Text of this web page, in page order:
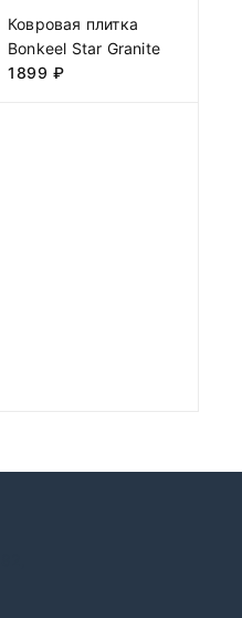
Ковровая плитка
Bonkeel Star Granite
1899 ₽